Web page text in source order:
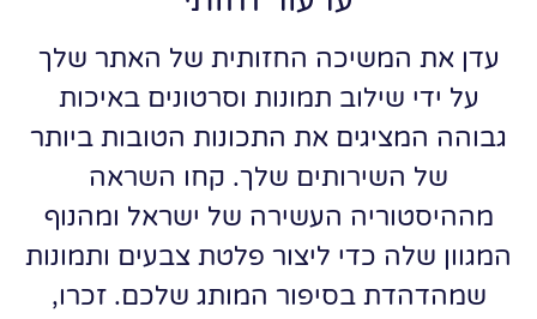
עדן את המשיכה החזותית של האתר שלך
על ידי שילוב תמונות וסרטונים באיכות
גבוהה המציגים את התכונות הטובות ביותר
של השירותים שלך. קחו השראה
מההיסטוריה העשירה של ישראל ומהנוף
המגוון שלה כדי ליצור פלטת צבעים ותמונות
שמהדהדת בסיפור המותג שלכם. זכרו,